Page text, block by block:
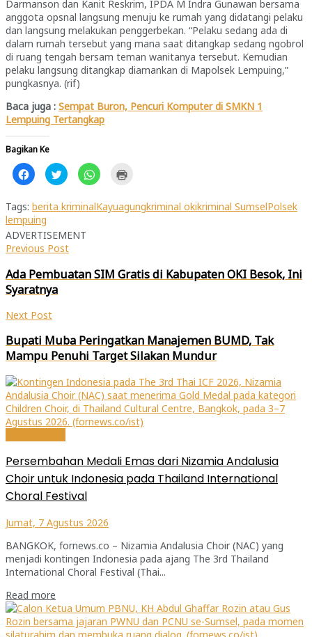
Darmanson dan Kanit Reskrim, IPDA M Indra Gunawan bersama
anggota opsnal langsung menuju ke rumah yang didatangi pelaku
dan langsung melakukan penggerbekan. “Pelaku sedang ada di
dalam rumah tersebut yang mana saat ditangkap sedang ngobrol
di ruang tengah bersam teman wanitanya tersebut. Kemudian
pelaku langsung ditangkap diamankan di Mapolsek Lempuing,”
pungkasnya. (rif)
Baca juga : Sempat Buron, Pencuri Komputer di SMKN 1
Lempuing Tertangkap
Bagikan Ke
Klik
untuk
membagikan
Facebook(Membuka
di
jendela
yang
baru)
Klik
untuk
berbagi
Twitter(Membuka
di
yang
baru)
Klik
untuk
WhatsApp(Membuka
di
jendela
yang
Tags: berita kriminalKayuagungkriminal okikriminal SumselPolsek
lempuing
ADVERTISEMENT
Previous Post
Ada Pembuatan SIM Gratis di Kabupaten OKI Besok, Ini
Syaratnya
Next Post
Bupati Muba Peringatkan Manajemen BUMD, Tak
Mampu Penuhi Target Silakan Mundur
Persembahan Medali Emas dari Nizamia Andalusia
Choir untuk Indonesia pada Thailand International
Choral Festival
Jumat, 7 Agustus 2026
BANGKOK, fornews.co – Nizamia Andalusia Choir (NAC) yang
menjadi kontingen Indonesia pada ajang The 3rd Thailand
International Choral Festival (Thai...
Read more